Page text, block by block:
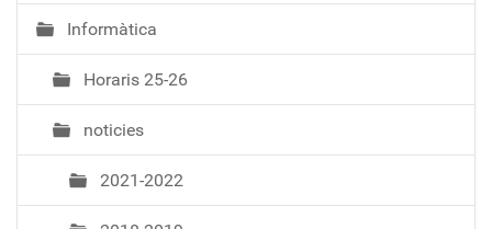
Informàtica
Horaris 25-26
noticies
2021-2022